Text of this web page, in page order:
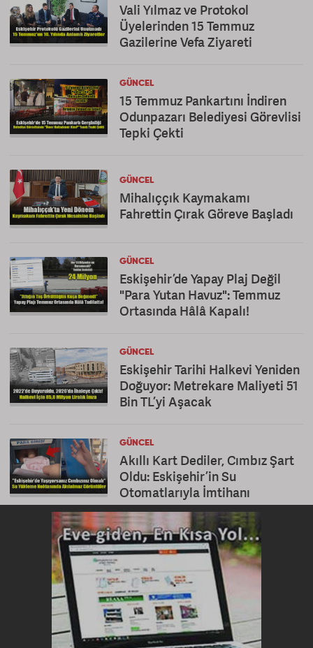
Vali Yılmaz ve Protokol
Üyelerinden 15 Temmuz
Gazilerine Vefa Ziyareti
GÜNCEL
15 Temmuz Pankartını İndiren
Odunpazarı Belediyesi Görevlisi
Tepki Çekti
GÜNCEL
Mihalıççık Kaymakamı
Fahrettin Çırak Göreve Başladı
GÜNCEL
Eskişehir’de Yapay Plaj Değil
"Para Yutan Havuz": Temmuz
Ortasında Hâlâ Kapalı!
GÜNCEL
Eskişehir Tarihi Halkevi Yeniden
Doğuyor: Metrekare Maliyeti 51
Bin TL’yi Aşacak
GÜNCEL
Akıllı Kart Dediler, Cımbız Şart
Oldu: Eskişehir’in Su
Otomatlarıyla İmtihanı